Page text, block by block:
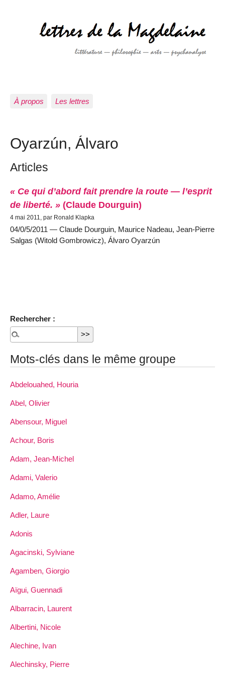
À propos Les lettres
Oyarzún, Álvaro
Articles
« Ce qui d’abord fait prendre la route — l’esprit
de liberté. » (Claude Dourguin)
4 mai 2011, par Ronald Klapka
04/0/5/2011 — Claude Dourguin, Maurice Nadeau, Jean-Pierre
Salgas (Witold Gombrowicz), Álvaro Oyarzún
Rechercher :
Mots-clés dans le même groupe
Abdelouahed, Houria
Abel, Olivier
Abensour, Miguel
Achour, Boris
Adam, Jean-Michel
Adami, Valerio
Adamo, Amélie
Adler, Laure
Adonis
Agacinski, Sylviane
Agamben, Giorgio
Aïgui, Guennadi
Albarracin, Laurent
Albertini, Nicole
Alechine, Ivan
Alechinsky, Pierre